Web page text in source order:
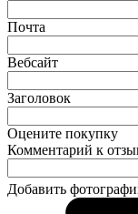
Почта
Вебсайт
Заголовок
Оцените покупку
Комментарий к
Добавить